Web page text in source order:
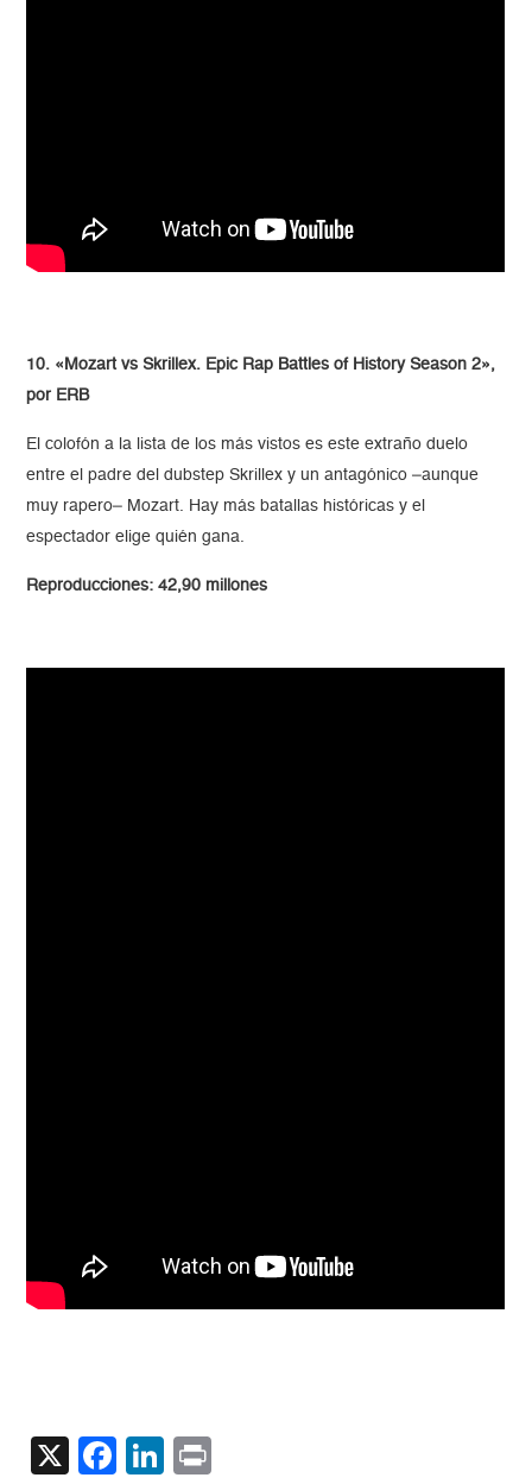
10. «Mozart vs Skrillex. Epic Rap Battles of History Season 2»,
por ERB
El colofón a la lista de los más vistos es este extraño duelo
entre el padre del dubstep Skrillex y un antagónico –aunque
muy rapero– Mozart. Hay más batallas históricas y el
espectador elige quién gana.
Reproducciones: 42,90 millones
X Facebook
LinkedIn